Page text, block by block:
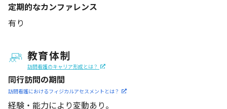
定期的なカンファレンス
有り
教育体制
訪問看護のキャリア形成とは？
同行訪問の期間
訪問看護におけるフィジカルアセスメントとは？
経験・能力により変動あり。